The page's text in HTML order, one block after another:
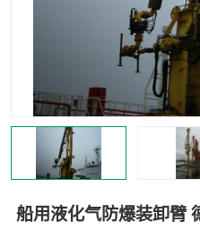
船用液化气防爆装卸臂
紧急脱离干式接头
底部鹤管
浮动出油装置